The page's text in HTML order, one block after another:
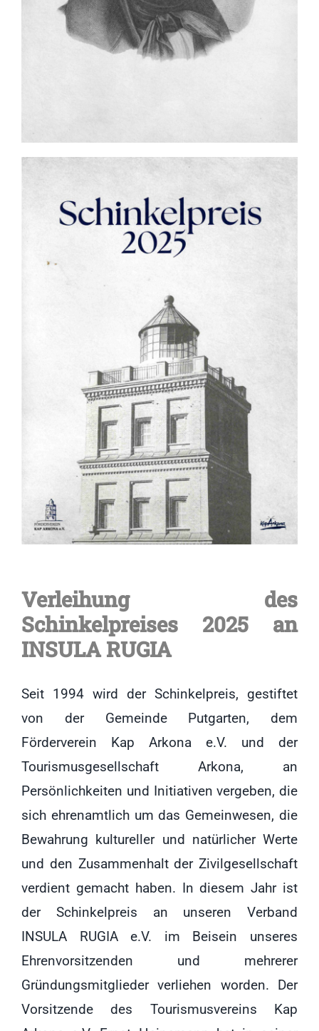
Verleihung des
Schinkelpreises 2025 an
INSULA RUGIA
Seit 1994 wird der Schinkelpreis, gestiftet
von der Gemeinde Putgarten, dem
Förderverein Kap Arkona e.V. und der
Tourismusgesellschaft Arkona, an
Persönlichkeiten und Initiativen vergeben, die
sich ehrenamtlich um das Gemeinwesen, die
Bewahrung kultureller und natürlicher Werte
und den Zusammenhalt der Zivilgesellschaft
verdient gemacht haben. In diesem Jahr ist
der Schinkelpreis an unseren Verband
INSULA RUGIA e.V. im Beisein unseres
Ehrenvorsitzenden und mehrerer
Gründungsmitglieder verliehen worden. Der
Vorsitzende des Tourismusvereins Kap